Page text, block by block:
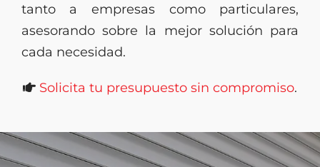
tanto a empresas como particulares,
asesorando sobre la mejor solución para
cada necesidad.
Solicita tu presupuesto sin compromiso.